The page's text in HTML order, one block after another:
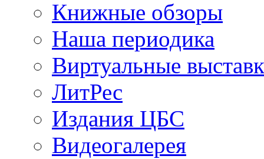
Книжные обзоры
Наша периодика
Виртуальные
ЛитРес
Издания ЦБС
Видеогалерея